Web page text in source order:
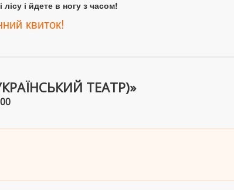
лісу і йдете в ногу з часом!
квиток!
ТЕАТР)»